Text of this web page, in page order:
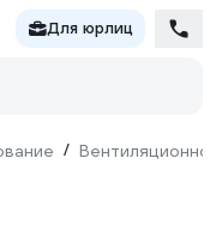
Для юрлиц
/